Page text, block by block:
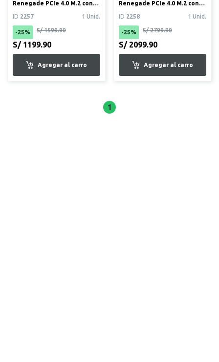
Renegade PCIe 4.0 M.2 con
disipador térmico ...
ID 2257 1 Unid.
-25% S/ 1599.90
S/ 1199.90
Renegade PCIe 4.0 M.2 con
disipador térmico ...
ID 2258 1 Unid.
-25% S/ 2799.90
S/ 2099.90
1